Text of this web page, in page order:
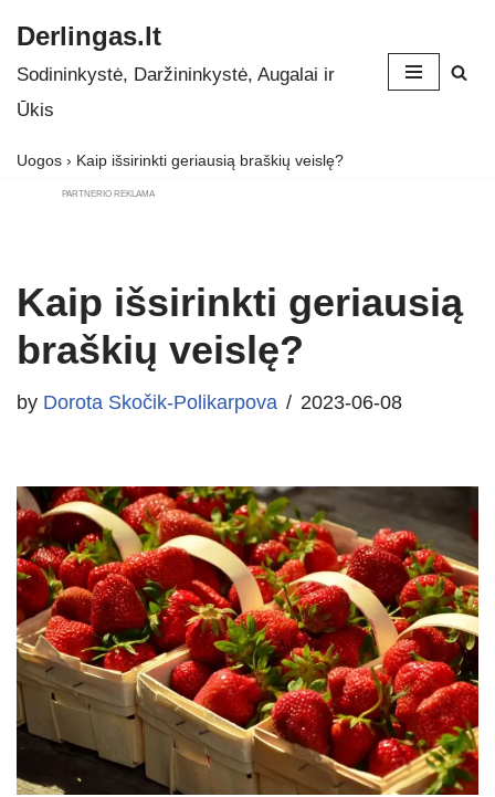
Skip
to
Derlingas.lt
Sodininkystė, Daržininkystė, Augalai ir
Ūkis
Uogos › Kaip išsirinkti geriausią braškių veislę?
PARTNERIO REKLAMA
Kaip išsirinkti geriausią
braškių veislę?
by Dorota Skočik-Polikarpova 2023-06-08